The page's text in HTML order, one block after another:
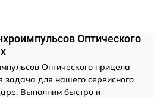
Оптического
Оптического прицела
задача для нашего сервисного
Выполним быстро и